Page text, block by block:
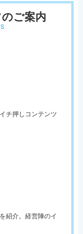
ご案内
チ押しコンテンツ
紹介。経営陣のイ